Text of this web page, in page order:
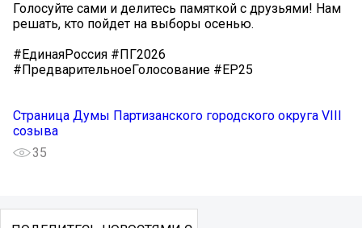
Голосуйте сами и делитесь памяткой с друзьями! Нам
решать, кто пойдет на выборы осенью.
#ЕдинаяРоссия #ПГ2026
#ПредварительноеГолосование #ЕР25
Страница Думы Партизанского городского округа VIII
созыва
35